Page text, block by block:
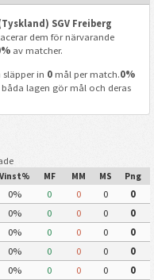
SGV Freiberg
dem för närvarande
av matcher.
in 0mål per match.0%
lagen gör mål och deras
Vinst% MF MM MS Png
0% 0 0 0
0
0% 0 0 0
0
0% 0 0 0
0
0% 0 0 0
0
0% 0 0 0
0